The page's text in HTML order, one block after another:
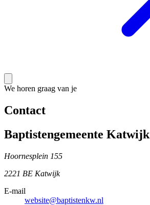
We horen graag van je
Contact
Baptistengemeente Katwijk
Hoornesplein 155
2221 BE Katwijk
E-mail
website@baptistenkw.nl